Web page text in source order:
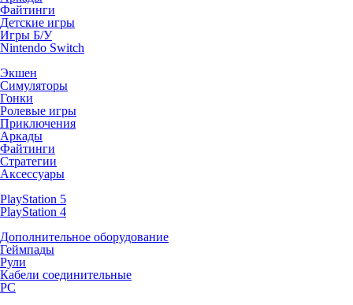
Файтинги
Детские игры
Игры Б/У
Nintendo Switch
Экшен
Симуляторы
Гонки
Ролевые игры
Приключения
Аркады
Файтинги
Стратегии
Аксессуары
PlayStation 5
PlayStation 4
Дополнительное оборудование
Геймпады
Рули
Кабели соединительные
PC